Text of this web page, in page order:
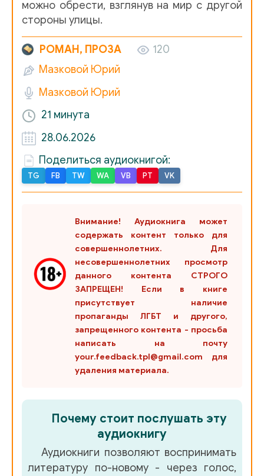
можно обрести, взглянув на мир с другой
стороны улицы.
РОМАН, ПРОЗА
120
Мазковой Юрий
Мазковой Юрий
21 минута
28.06.2026
Поделиться аудиокнигой:
TG FB TW WA VB PT VK
Внимание! Аудиокнига может
содержать контент только для
совершеннолетних. Для
несовершеннолетних просмотр
данного контента СТРОГО
ЗАПРЕЩЕН! Если в книге
присутствует наличие
пропаганды ЛГБТ и другого,
запрещенного контента - просьба
написать на почту
your.feedback.tpl@gmail.com для
удаления материала.
Почему стоит послушать эту
аудиокнигу
Аудиокниги позволяют воспринимать
литературу по-новому - через голос,